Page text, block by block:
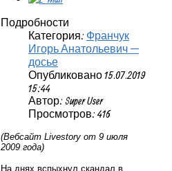
Подробности
Категория: Франчук
Игорь Анатольевич —
досье
Опубликовано 15.07.2019
15:44
Автор: Super User
Просмотров: 416
(Вебсайт Livestory от 9 июля
2009 года)
На днях вспыхнул скандал в